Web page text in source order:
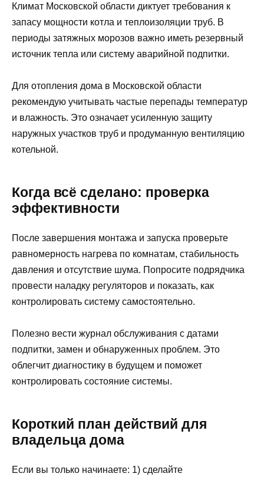
Климат Московской области диктует требования к
запасу мощности котла и теплоизоляции труб. В
периоды затяжных морозов важно иметь резервный
источник тепла или систему аварийной подпитки.
Для отопления дома в Московской области
рекомендую учитывать частые перепады температур
и влажность. Это означает усиленную защиту
наружных участков труб и продуманную вентиляцию
котельной.
Когда всё сделано: проверка
эффективности
После завершения монтажа и запуска проверьте
равномерность нагрева по комнатам, стабильность
давления и отсутствие шума. Попросите подрядчика
провести наладку регуляторов и показать, как
контролировать систему самостоятельно.
Полезно вести журнал обслуживания с датами
подпитки, замен и обнаруженных проблем. Это
облегчит диагностику в будущем и поможет
контролировать состояние системы.
Короткий план действий для
владельца дома
Если вы только начинаете: 1) сделайте